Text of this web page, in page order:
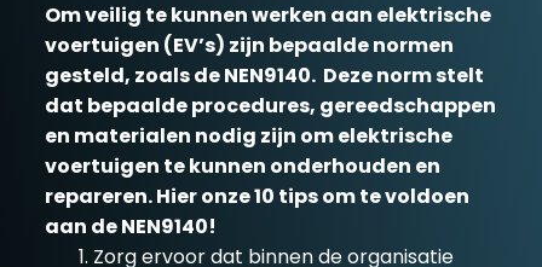
Om veilig te kunnen werken aan elektrische
voertuigen (EV’s) zijn bepaalde normen
gesteld, zoals de NEN9140. Deze norm stelt
dat bepaalde procedures, gereedschappen
en materialen nodig zijn om elektrische
voertuigen te kunnen onderhouden en
repareren. Hier onze 10 tips om te voldoen
aan de NEN9140!
Zorg ervoor dat binnen de organisatie